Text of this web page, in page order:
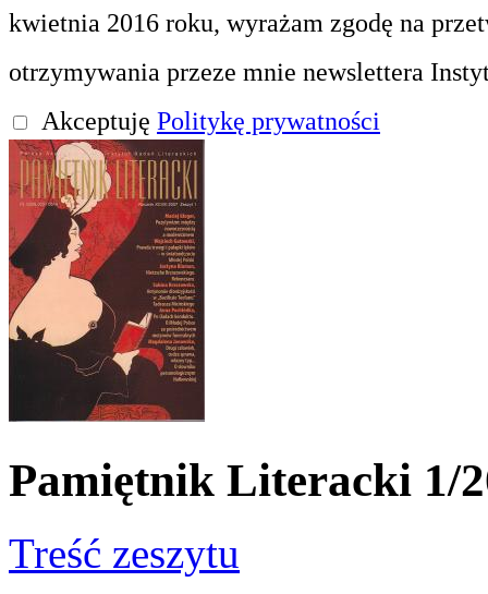
kwietnia 2016 roku, wyrażam zgodę na
otrzymywania przeze mnie newslettera
Akceptuję Politykę prywatności
Pamiętnik Literacki 1/
Treść zeszytu